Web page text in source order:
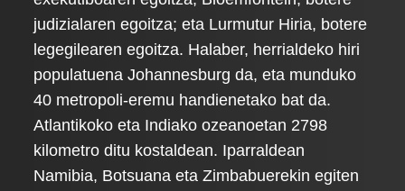
judizialaren egoitza; eta Lurmutur Hiria, botere
legegilearen egoitza. Halaber, herrialdeko hiri
populatuena Johannesburg da, eta munduko
40 metropoli-eremu handienetako bat da.
Atlantikoko eta Indiako ozeanoetan 2798
kilometro ditu kostaldean. Iparraldean
Namibia, Botsuana eta Zimbabuerekin egiten